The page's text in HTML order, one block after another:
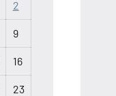
2
9
16
23